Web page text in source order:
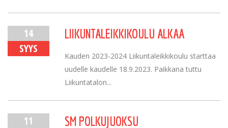
14
SYYS
LIIKUNTALEIKKIKOULU ALKAA
Kauden 2023-2024 Liikuntaleikkikoulu starttaa
uudelle kaudelle 18.9.2023. Paikkana tuttu
Liikuntatalon...
11
SM POLKUJUOKSU